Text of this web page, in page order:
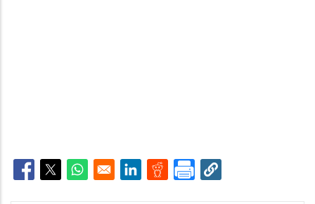
Opens in a new window
Opens in a new window
Opens in a new window
Opens in a new window
Opens in a new window